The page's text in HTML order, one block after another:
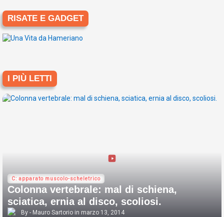
RISATE E GADGET
I PIÙ LETTI
C: apparato muscolo-scheletrico
Colonna vertebrale: mal di schiena,
sciatica, ernia al disco, scoliosi.
Mauro Sartorio marzo 13, 2014